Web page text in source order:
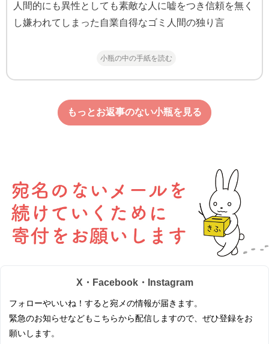
人間的にも異性としても素敵な人に嘘をつき信頼を無く
し嫌われてしまった自業自得なゴミ人間の独り言
小瓶の中の手紙を読む
もっとお返事のない小瓶を見る
X・Facebook・Instagram
フォローやいいね！すると宛メの情報が届きます。
緊急のお知らせなどもこちらから配信しますので、ぜひ登録をお
願いします。